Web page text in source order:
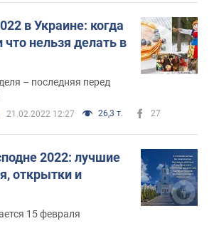
в Украине: когда
что нельзя делать в
– последняя перед
21.02.2022 12:27 26,3 т. 27
2022: лучшие
открытки и
15 февраля